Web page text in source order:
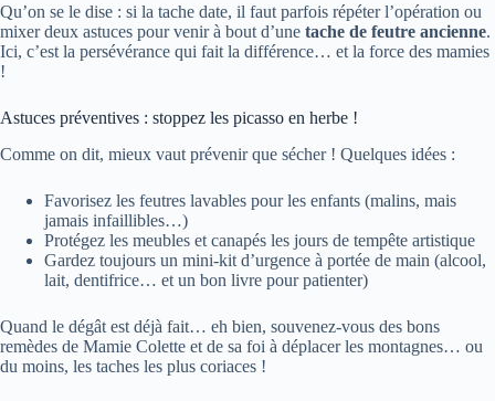
Qu’on se le dise : si la tache date, il faut parfois répéter l’opération ou
mixer deux astuces pour venir à bout d’une tache de feutre ancienne.
Ici, c’est la persévérance qui fait la différence… et la force des mamies
!
Astuces préventives : stoppez les picasso en herbe !
Comme on dit, mieux vaut prévenir que sécher ! Quelques idées :
Favorisez les feutres lavables pour les enfants (malins, mais
jamais infaillibles…)
Protégez les meubles et canapés les jours de tempête artistique
Gardez toujours un mini-kit d’urgence à portée de main (alcool,
lait, dentifrice… et un bon livre pour patienter)
Quand le dégât est déjà fait… eh bien, souvenez-vous des bons
remèdes de Mamie Colette et de sa foi à déplacer les montagnes… ou
du moins, les taches les plus coriaces !